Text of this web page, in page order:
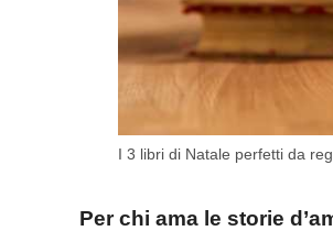
I 3 libri di Natale perfetti da
Per chi ama le storie